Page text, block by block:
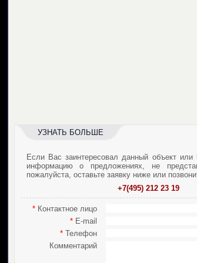
УЗНАТЬ БОЛЬШЕ
Если Вас заинтересовал данный объект или
информацию о предложениях, не
пожалуйста, оставьте заявку ниже или
+7(495) 212 23 19
*Контактное лицо
*E-mail
*Телефон
Комментарий